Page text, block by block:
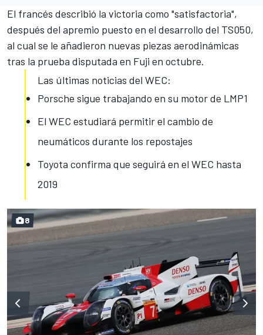
El francés describió la victoria como "satisfactoria",
después del apremio puesto en el desarrollo del TS050,
al cual se le añadieron nuevas piezas aerodinámicas
tras la prueba disputada en Fuji en octubre.
Las últimas noticias del WEC:
Porsche sigue trabajando en su motor de LMP1
El WEC estudiará permitir el cambio de
neumáticos durante los repostajes
Toyota confirma que seguirá en el WEC hasta
2019
8